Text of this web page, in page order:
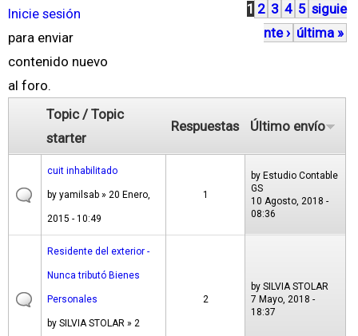
Inicie sesión
para enviar
contenido nuevo
al foro.
P
á
g
i
s
1 2 3 4 5 siguie
nte › última »
Topic / Topic
starter
Respuestas Último envío
cuit inhabilitado
by yamilsab » 20 Enero,
2015 - 10:49
1
by Estudio Contable
GS
10 Agosto, 2018 -
08:36
Residente del exterior -
Nunca tributó Bienes
Personales
by SILVIA STOLAR » 2
2
by SILVIA STOLAR
7 Mayo, 2018 -
18:37